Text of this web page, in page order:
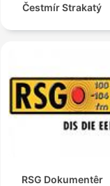
Čestmír Strakatý
RSG Dokumentêr